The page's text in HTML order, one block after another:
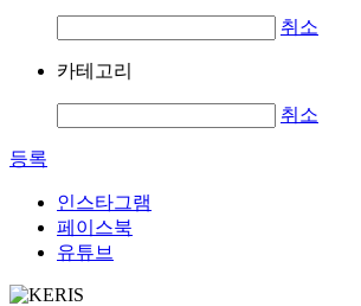
취소
카테고리
취소
등록
인스타그램
페이스북
유튜브